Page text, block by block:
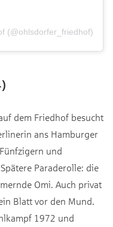
(@ohlsdorfer_friedhof)
dem Friedhof besucht
ans Hamburger
und
Paraderolle: die
Omi. Auch privat
Blatt vor den Mund.
1972 und